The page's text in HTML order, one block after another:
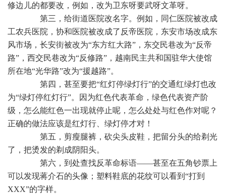
修边儿的都要改，例如，改为卫东呀要武呀文革呀。
第三，给街道医院改名字。例如，同仁医院被改成
工农兵医院，协和医院被改成了反帝医院，东安市场改成东
风市场，长安街被改为“东方红大路”，东交民巷改为“反帝
路”，西交民巷改为“反修路”，越南民主共和国驻华大使馆
所在地“光华路”改为“援越路”。
第四，甚至要把“红灯停绿灯行”的交通红绿灯也改
为“绿灯停红灯行”。因为红色代表革命，绿色代表资产阶
级，怎么能红色一出现就停止呢，怎么处处与红色作对呢？
正确的做法应该是红灯行、绿灯停才对！
第五，剪瘦腿裤，砍尖头皮鞋，把留分头的给剃光
了，把烫发的剃成阴阳头。
第六，到处查找反革命标语——甚至在五角钞票上
可以发现蒋介石的头像；塑料鞋底的花纹可以看到“打到
XXX”的字样。